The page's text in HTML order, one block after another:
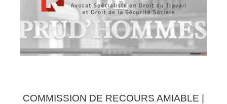
COMMISSION DE RECOURS AMIABLE |